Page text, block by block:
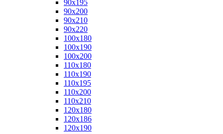
90x195
90x200
90x210
90x220
100x180
100x190
100x200
110x180
110x190
110x195
110x200
110x210
120x180
120x186
120x190